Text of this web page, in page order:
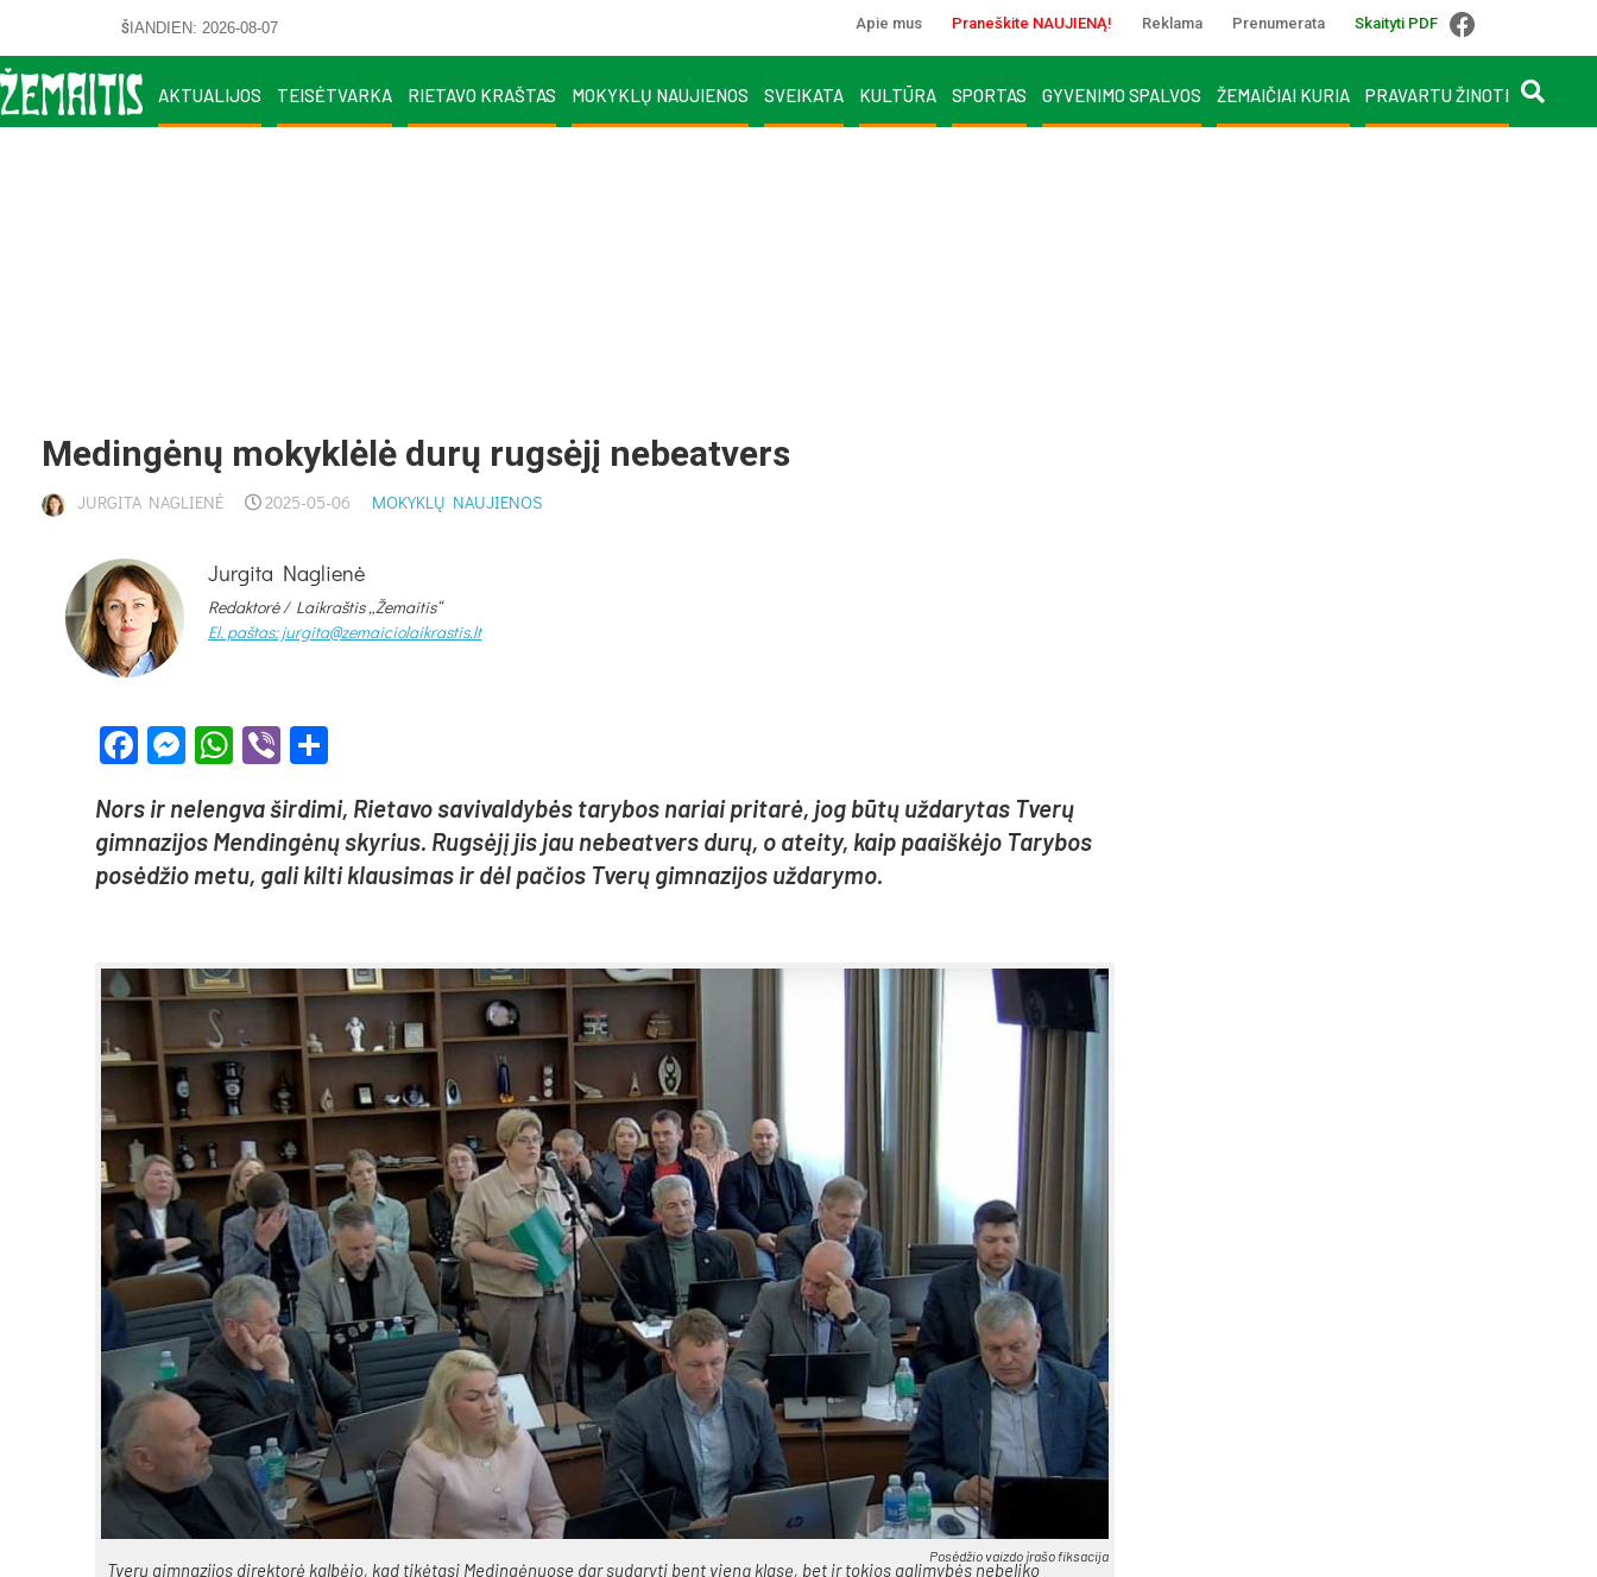
ŠIANDIEN: 2026-08-07 Apie mus Praneškite NAUJIENĄ! Reklama Prenumerata Skaityti PDF
AKTUALIJOS TEISĖTVARKA RIETAVO KRAŠTAS MOKYKLŲ NAUJIENOS SVEIKATA KULTŪRA SPORTAS GYVENIMO SPALVOS ŽEMAIČIAI KURIA PRAVARTU ŽINOTI
Me­din­gė­nų mo­kyk­lė­lė du­rų rug­sė­jį ne­beat­vers
JURGITA NAGLIENĖ 2025-05-06 MOKYKLŲ NAUJIENOS
Jurgita Naglienė
Redaktorė / Laikraštis „Žemaitis“
El. paštas: jurgita@zemaiciolaikrastis.lt
Facebook
Messenger
WhatsApp
Viber
Nors ir ne­leng­va šir­di­mi, Rie­ta­vo sa­vi­val­dy­bės ta­ry­bos na­riai pri­ta­rė, jog bū­tų už­da­ry­tas Tve­rų
gim­na­zi­jos Men­din­gė­nų sky­rius. Rug­sė­jį jis jau ne­beat­vers du­rų, o atei­ty, kaip paaiš­kė­jo Ta­ry­bos
po­sė­džio me­tu, ga­li kil­ti klau­si­mas ir dėl pa­čios Tve­rų gim­na­zi­jos už­da­ry­mo.
Po­sė­džio vaiz­do įra­šo fik­sa­ci­ja
Tve­rų gim­na­zi­jos di­rek­to­rė kal­bė­jo, kad ti­kė­ta­si Me­din­gė­nuo­se dar su­da­ry­ti bent vie­ną kla­sę, bet ir to­kios ga­li­my­bės ne­be­li­ko